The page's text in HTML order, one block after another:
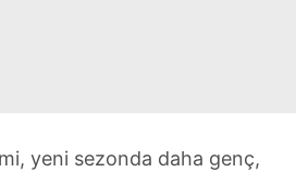
yeni sezonda daha genç,